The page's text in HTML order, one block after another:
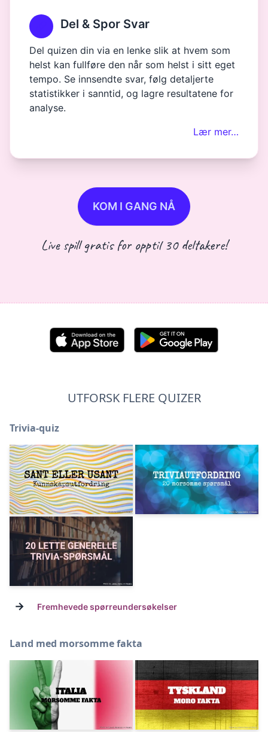
Del & Spor Svar
Del quizen din via en lenke slik at hvem som
helst kan fullføre den når som helst i sitt eget
tempo. Se innsendte svar, følg detaljerte
statistikker i sanntid, og lagre resultatene for
analyse.
Lær mer…
KOM I GANG NÅ
Live spill gratis for opptil 30 deltakere!
UTFORSK FLERE QUIZER
Trivia-quiz
→ Fremhevede spørreundersøkelser
Land med morsomme fakta